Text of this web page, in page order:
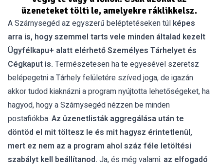
üzeneteket tölti le, amelyekre ráklikkelsz.
A Szárnysegéd az egyszerű beléptetéseken túl képes
arra is, hogy szemmel tarts vele minden általad kezelt
Ügyfélkapu+ alatt elérhető Személyes Tárhelyet és
Cégkaput is. Természetesen ha te egyesével szeretsz
belépegetni a Tárhely felületére szíved joga, de igazán
akkor tudod kiaknázni a program nyújtotta lehetőségeket, ha
hagyod, hogy a Szárnysegéd nézzen be minden
postafiókba. Az üzenetlisták aggregálása után te
döntöd el mit töltesz le és mit hagysz érintetlenül,
mert ez nem az a program ahol száz féle letöltési
szabályt kell beállítanod. Ja, és még valami: az elfogadó